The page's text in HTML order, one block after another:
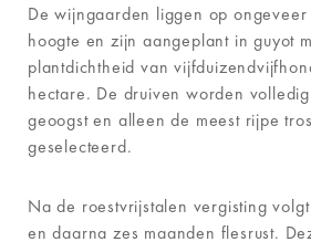
De wijngaarden liggen op
hoogte en zijn aangeplant in guyot
plantdichtheid van
hectare. De druiven worden
geoogst en alleen de meest rijpe
geselecteerd.
Na de roestvrijstalen vergisting
en daarna zes maanden flesrust.